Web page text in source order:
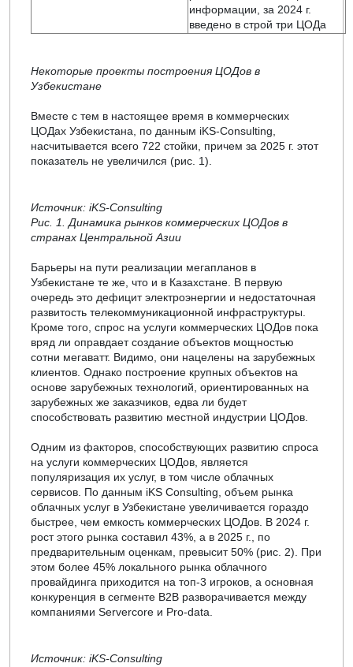
информации, за 2024 г.
введено в строй три ЦОДа
Некоторые проекты построения ЦОДов в
Узбекистане
Вместе с тем в настоящее время в коммерческих
ЦОДах Узбекистана, по данным iKS-Consulting,
насчитывается всего 722 стойки, причем за 2025 г. этот
показатель не увеличился (рис. 1).
Источник: iKS-Consulting
Рис. 1. Динамика рынков коммерческих ЦОДов в
странах Центральной Азии
Барьеры на пути реализации мегапланов в
Узбекистане те же, что и в Казахстане. В первую
очередь это дефицит электроэнергии и недостаточная
развитость телекоммуникационной инфраструктуры.
Кроме того, спрос на услуги коммерческих ЦОДов пока
вряд ли оправдает создание объектов мощностью
сотни мегаватт. Видимо, они нацелены на зарубежных
клиентов. Однако построение крупных объектов на
основе зарубежных технологий, ориентированных на
зарубежных же заказчиков, едва ли будет
способствовать развитию местной индустрии ЦОДов.
Одним из факторов, способствующих развитию спроса
на услуги коммерческих ЦОДов, является
популяризация их услуг, в том числе облачных
сервисов. По данным iKS Consulting, объем рынка
облачных услуг в Узбекистане увеличивается гораздо
быстрее, чем емкость коммерческих ЦОДов. В 2024 г.
рост этого рынка составил 43%, а в 2025 г., по
предварительным оценкам, превысит 50% (рис. 2). При
этом более 45% локального рынка облачного
провайдинга приходится на топ-3 игроков, а основная
конкуренция в сегменте B2B разворачивается между
компаниями Servercore и Pro-data.
Источник: iKS-Consulting